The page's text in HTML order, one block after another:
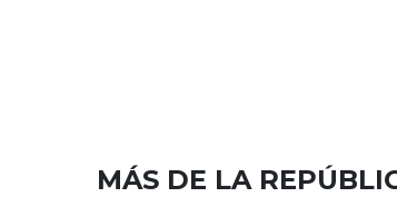
MÁS DE LA